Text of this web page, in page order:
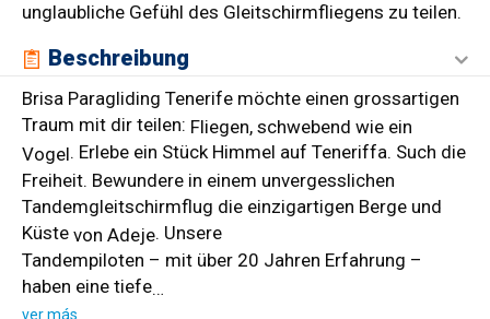
unglaubliche Gefühl des Gleitschirmfliegens zu teilen.
Beschreibung
Brisa Paragliding Tenerife möchte einen grossartigen
Traum mit dir teilen: Fliegen, schwebend wie ein
Vogel. Erlebe ein Stück Himmel auf Teneriffa. Such die
Freiheit. Bewundere in einem unvergesslichen
Tandemgleitschirmflug die einzigartigen Berge und
Küste von Adeje. Unsere
Tandempiloten – mit über 20 Jahren Erfahrung –
haben eine tiefe…
ver más